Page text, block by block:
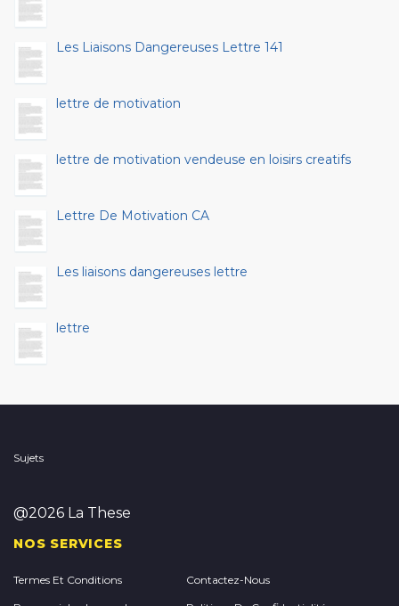
Les Liaisons Dangereuses Lettre 141
lettre de motivation
lettre de motivation vendeuse en loisirs creatifs
Lettre De Motivation CA
Les liaisons dangereuses lettre
lettre
Sujets
@2026 La These
NOS SERVICES
Termes Et Conditions Contactez-Nous